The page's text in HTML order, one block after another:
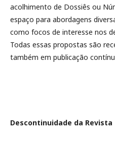
acolhimento de Dossiês ou
espaço para abordagens
como focos de interesse nos
Todas essas propostas são
também em publicação
Descontinuidade da Revista